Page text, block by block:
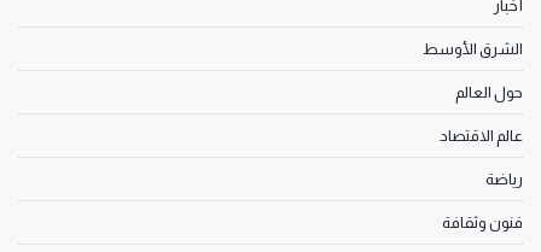
أخبار
الشرق الأوسط
حول العالم
عالم الاقتصاد
رياضة
فنون وثقافة